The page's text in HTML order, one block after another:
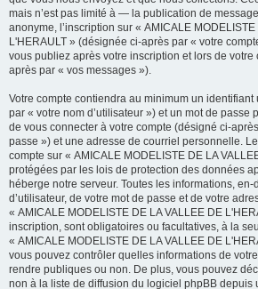
mais n’est pas limité à — la publication de
anonyme, l’inscription sur « AMICALE
L'HERAULT » (désignée ci-après par « votre
vous publiez après votre inscription et lors de
après par « vos messages »).
Votre compte contiendra au minimum un
par « votre nom d’utilisateur ») et un mot de passe
de vous connecter à votre compte (désigné ci-
passe ») et une adresse de courriel personnelle.
compte sur « AMICALE MODELISTE DE LA
protégées par les lois de protection des données
héberge notre serveur. Toutes les informations,
d’utilisateur, de votre mot de passe et de votre
« AMICALE MODELISTE DE LA VALLEE DE
inscription, sont obligatoires ou facultatives, à la
« AMICALE MODELISTE DE LA VALLEE DE
vous pouvez contrôler quelles informations de
rendre publiques ou non. De plus, vous pouvez
non à la liste de diffusion du logiciel phpBB depuis